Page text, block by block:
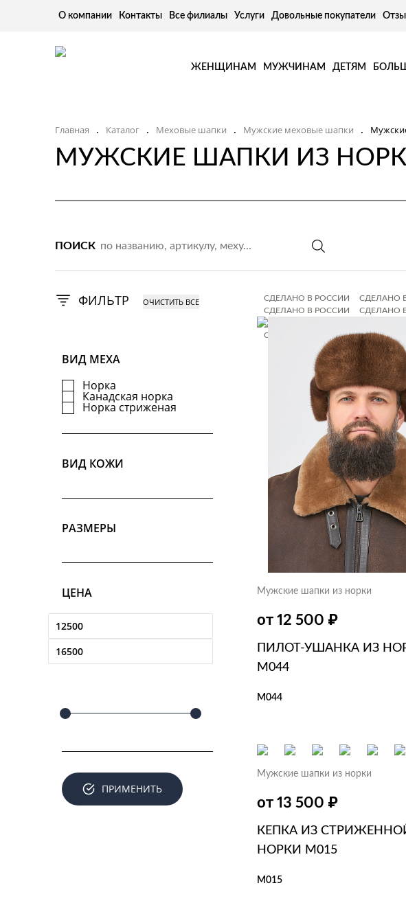
О компании Контакты Все филиалы Услуги Довольные покупатели
ЖЕНЩИНАМ МУЖЧИНАМ ДЕТЯМ
Главная . Каталог . Меховые шапки . Мужские меховые шапки .
МУЖСКИЕ ШАПКИ ИЗ
ПОИСК
ФИЛЬТР
ВИД МЕХА
Норка
Канадская норка
Норка стриженая
ВИД КОЖИ
РАЗМЕРЫ
ЦЕНА
ПРИМЕНИТЬ
СДЕЛАНО В РОССИИ СДЕЛАНО
СДЕЛАНО В РОССИИ
СДЕЛАНО
СДЕЛАНО В РОССИИ
СДЕЛАНО В РОССИИ
СДЕЛАНО
Мужские шапки из норки
от 12 500 ₽
ПИЛОТ-УШАНКА ИЗ
M044
M044
Мужские шапки из норки
от 13 500 ₽
КЕПКА ИЗ
НОРКИ M015
M015